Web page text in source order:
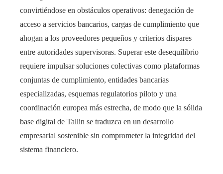
convirtiéndose en obstáculos operativos: denegación de
acceso a servicios bancarios, cargas de cumplimiento que
ahogan a los proveedores pequeños y criterios dispares
entre autoridades supervisoras. Superar este desequilibrio
requiere impulsar soluciones colectivas como plataformas
conjuntas de cumplimiento, entidades bancarias
especializadas, esquemas regulatorios piloto y una
coordinación europea más estrecha, de modo que la sólida
base digital de Tallin se traduzca en un desarrollo
empresarial sostenible sin comprometer la integridad del
sistema financiero.